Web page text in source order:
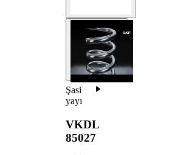
Şasi
yayı
VKDL
85027